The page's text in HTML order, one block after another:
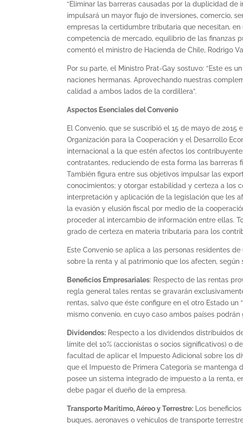
“Eliminar las barreras causadas por la duplicidad
impulsará un mayor flujo de inversiones, comercio,
empresas la certidumbre tributaria que necesitan,
competencia de mercado, equilibrio de las finanzas
comentó el ministro de Hacienda de Chile, Rodrigo
Por su parte, el Ministro Prat-Gay sostuvo: “Este es
naciones hermanas. Aprovechando nuestras
calidad a ambos lados de la cordillera”.
Aspectos Esenciales del Convenio
El Convenio, que se suscribió el 15 de mayo de
Organización para la Cooperación y el Desarrollo
internacional a la que estén afectos los
contratantes, reduciendo de esta forma las barreras
También figura entre sus objetivos impulsar las
conocimientos; y otorgar estabilidad y certeza a los
interpretación y aplicación de la legislación que les
la evasión y elusión fiscal por medio de la
proceder al intercambio de información entre ellas.
grado de certeza en materia tributaria para los
Este Convenio se aplica a las personas residentes
sobre la renta y al patrimonio que los afecten, según
Beneficios Empresariales: Respecto de las rentas
regla general tales rentas se gravarán
rentas, salvo que éste configure en el otro Estado
mismo convenio, en cuyo caso ambos países podrán
Dividendos: Respecto a los dividendos distribuidos
límite del 10% (accionistas o socios significativos) o
facultad de aplicar el Impuesto Adicional sobre los
que el Impuesto de Primera Categoría se mantenga
posee un sistema integrado de impuesto a la renta,
debe pagar el dueño de la empresa.
Transporte Marítimo, Aéreo y Terrestre: Los
buques, aeronaves o vehículos de transporte